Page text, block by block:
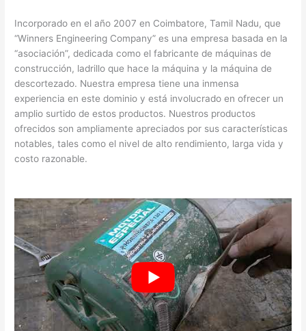
Incorporado en el año 2007 en Coimbatore, Tamil Nadu, que
“Winners Engineering Company” es una empresa basada en la
“asociación”, dedicada como el fabricante de máquinas de
construcción, ladrillo que hace la máquina y la máquina de
descortezado. Nuestra empresa tiene una inmensa
experiencia en este dominio y está involucrado en ofrecer un
amplio surtido de estos productos. Nuestros productos
ofrecidos son ampliamente apreciados por sus características
notables, tales como el nivel de alto rendimiento, larga vida y
costo razonable.